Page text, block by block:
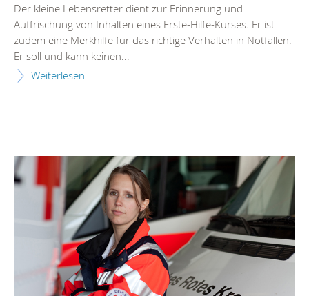
Der kleine Lebensretter dient zur Erinnerung und
Auffrischung von Inhalten eines Erste-Hilfe-Kurses. Er ist
zudem eine Merkhilfe für das richtige Verhalten in Notfällen.
Er soll und kann keinen...
Weiterlesen